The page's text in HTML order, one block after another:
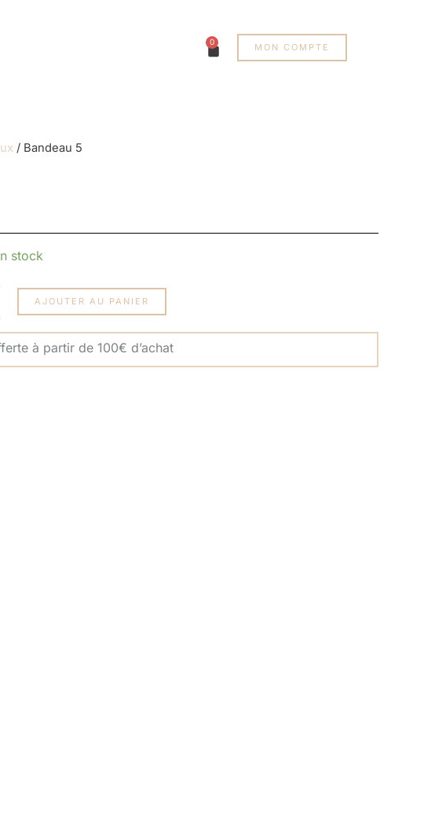
0
Panier MON COMPTE
/ Bandeau 5
stock
AJOUTER AU PANIER
à partir de 100€ d’achat